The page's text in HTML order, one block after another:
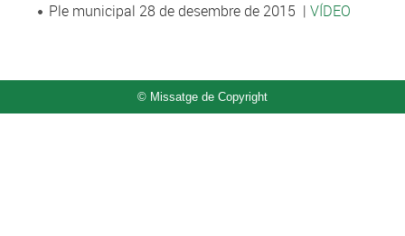
Ple municipal 28 de desembre de 2015 | VÍDEO
© Missatge de Copyright